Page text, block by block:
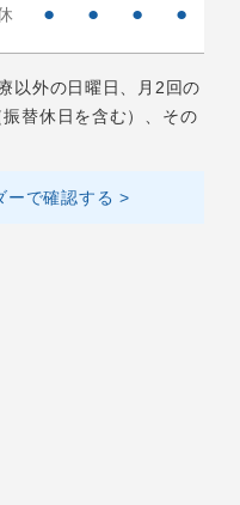
● ● ● ●
以外の日曜日、月2回の
替休日を含む）、その
ーで確認する